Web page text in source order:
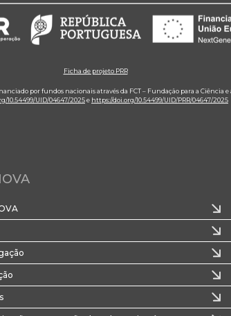
Ficha de projeto PRR
por fundos nacionais através da FCT – Fundação para a Ciência
10.54499/UID/04647/2025e https://doi.org/10.54499/UID/PRR/04647/2025